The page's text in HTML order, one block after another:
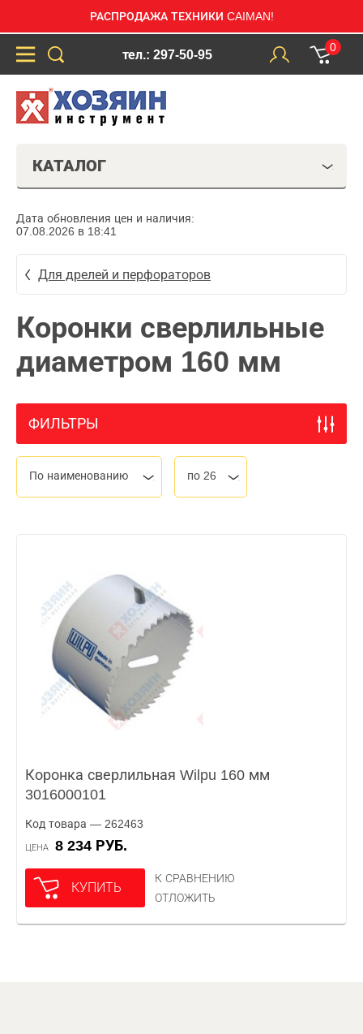
РАСПРОДАЖА ТЕХНИКИ CAIMAN!
тел.: 297-50-95
0
КАТАЛОГ
Дата обновления цен и наличия:
07.08.2026 в 18:41
Для дрелей и перфораторов
Коронки сверлильные
диаметром 160 мм
ФИЛЬТРЫ
По наименованию по 26
Коронка сверлильная Wilpu 160 мм
3016000101
Код товара — 262463
ЦЕНА 8 234 РУБ.
КУПИТЬ
К СРАВНЕНИЮ
ОТЛОЖИТЬ